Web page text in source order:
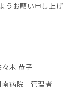
うお願い申し上げ
木 恭子
南病院 管理者